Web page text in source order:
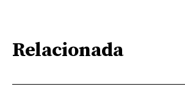
Relacionada